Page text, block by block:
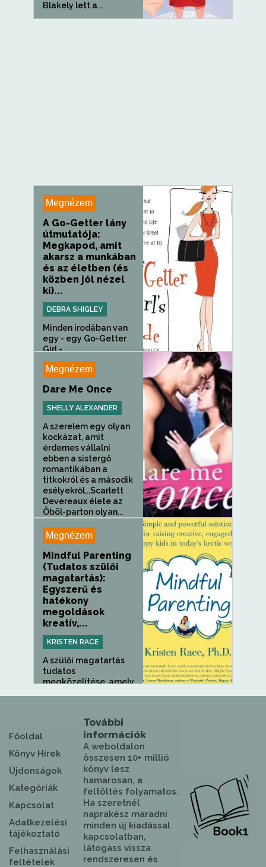
Blakely lett a...
Megnézem
A Go-Getter lány
útmutatója:
Megkapod, amit
akarsz a munkában
és az életben (és
közben jól nézel
ki)...
DEBRA SHIGLEY
Minden irodában van
egy - egy Go-Getter
Girl -...
Megnézem
Dare Me Once
SHELLY ALEXANDER
A szerelem egy olyan
kockázat, amit
érdemes vállalni
ebben a sistergő
romantikában a
titkokról és a második
esélyekről...Scarlett
Devereaux élete az
Öböl-parton olyan...
Megnézem
Mindful Parenting
(Tudatos szülői
magatartás):
Egyszerű és
hatékony
megoldások
kreatív,...
KRISTEN RACE
A szülői magatartás
tudatos
megközelítése, amely
Főoldal
Könyv Hírek
Újdonságok
Kategóriák
Kapcsolat
Adatkezelési
tájékoztató
Felhasználási
feltételek
További
információk
A weboldalon
összesen 10+ millió
könyv lesz
hamarosan, a
feltöltés folyamatos.
Ha szeretnél
naprakész maradni
minden új kiadással
kapcsolatban,
látogass vissza
rendszeresen és